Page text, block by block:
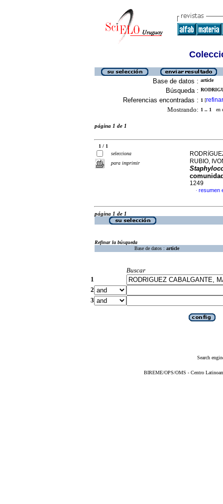
Base de datos : article
Búsqueda :
Referencias encontradas : 1 [refinar
Mostrando: 1 .. 1 en
página 1 de 1
1 / 1
selecciona
para imprimir
RUBIO,
1249
· resumen
página 1 de 1
Refinar la búsqueda
Base de datos : article
Buscar
1
2
3
Search
BIREME/OPS/OMS - Centro